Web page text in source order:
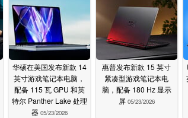
华硕在美国发布新款 14
英寸游戏笔记本电脑，
配备 115 瓦 GPU 和英
特尔 Panther Lake 处理
器 05/23/2026
惠普发布新款 15 英寸
紧凑型游戏笔记本电
脑，配备 180 Hz 显示
屏 05/23/2026